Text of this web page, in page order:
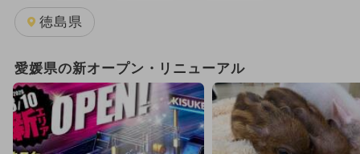
2025年3月のイベント
2024年7月のイベント
2025年10月のイベント
徳島県
愛媛県の新オープン・リニューアル